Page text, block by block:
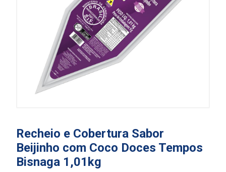
Recheio e Cobertura Sabor
Beijinho com Coco Doces Tempos
Bisnaga 1,01kg